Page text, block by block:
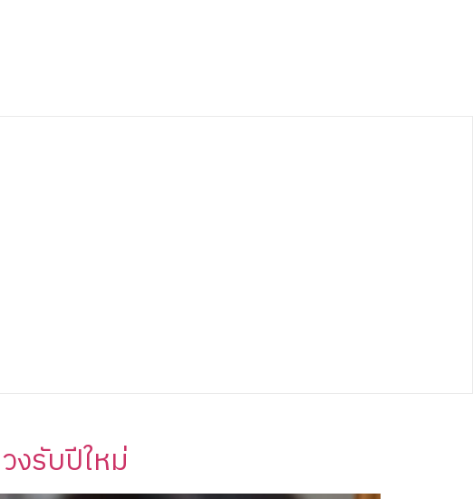
รับปีใหม่